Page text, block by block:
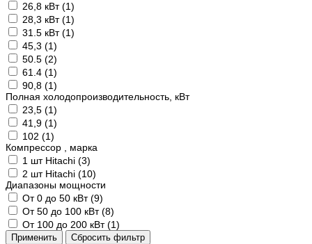
26,8 кВт (1)
28,3 кВт (1)
31.5 кВт (1)
45,3 (1)
50.5 (2)
61.4 (1)
90,8 (1)
Полная холодопроизводительность, кВт
23,5 (1)
41,9 (1)
102 (1)
Компрессор , марка
1 шт Hitachi (3)
2 шт Hitachi (10)
Диапазоны мощности
От 0 до 50 кВт (9)
От 50 до 100 кВт (8)
От 100 до 200 кВт (1)